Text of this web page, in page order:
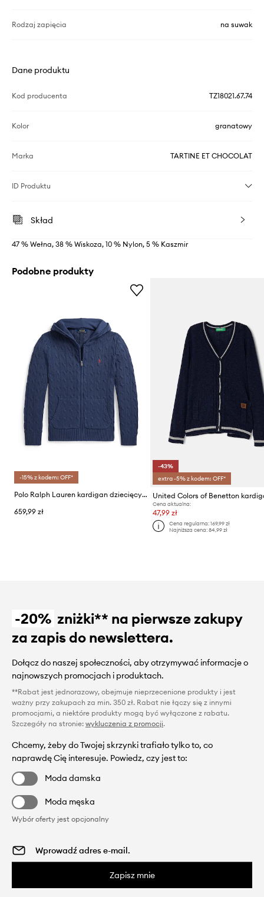
Rodzaj zapięcia na suwak
Dane produktu
Kod producenta TZ18021.67.74
Kolor granatowy
Marka TARTINE ET CHOCOLAT
ID Produktu
Skład
47 % Wełna, 38 % Wiskoza, 10 % Nylon, 5 % Kaszmir
Podobne produkty
-15% z kodem: OFF*
Polo Ralph Lauren kardigan dziecięcy bawełniany
659,99 zł
-43%
extra -5% z kodem: OFF*
Cena aktualna:
47,99 zł
Cena regularna: 169,99 zł
Najniższa cena: 84,99 zł
-20% zniżki** na pierwsze zakupy
za zapis do newslettera.
Dołącz do naszej społeczności, aby otrzymywać informacje o
najnowszych promocjach i produktach.
**Rabat jest jednorazowy, obejmuje nieprzecenione produkty i jest
ważny przy zakupach za min. 350 zł. Rabat nie łączy się z innymi
promocjami, a niektóre produkty mogą być wyłączone z rabatu.
Szczegóły na stronie: wykluczenia z promocji.
Chcemy, żeby do Twojej skrzynki trafiało tylko to, co
naprawdę Cię interesuje. Powiedz, czy jest to:
Moda damska
Moda męska
Wybór oferty jest opcjonalny
Zapisz mnie